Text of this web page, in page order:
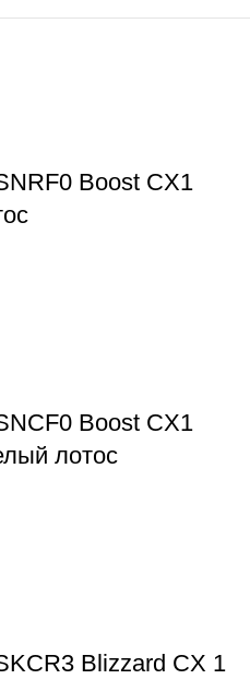
Boost CX1
Boost CX1
лотос
Blizzard CX 1